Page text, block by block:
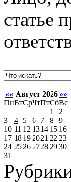
статье
«« Август 2026 »»
ПнВтСрЧтПтСбВс
1
2
3
4 5 6 7 8
9
10 11 12 1314 15 16
17 1819 2021 22 23
24 2526 2728 2930
31